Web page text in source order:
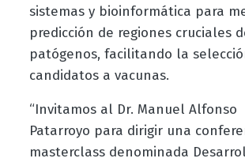
sistemas y bioinformática para
predicción de regiones cruciales
patógenos, facilitando la
candidatos a vacunas.
“Invitamos al Dr. Manuel Alfonso
Patarroyo para dirigir una
masterclass denominada